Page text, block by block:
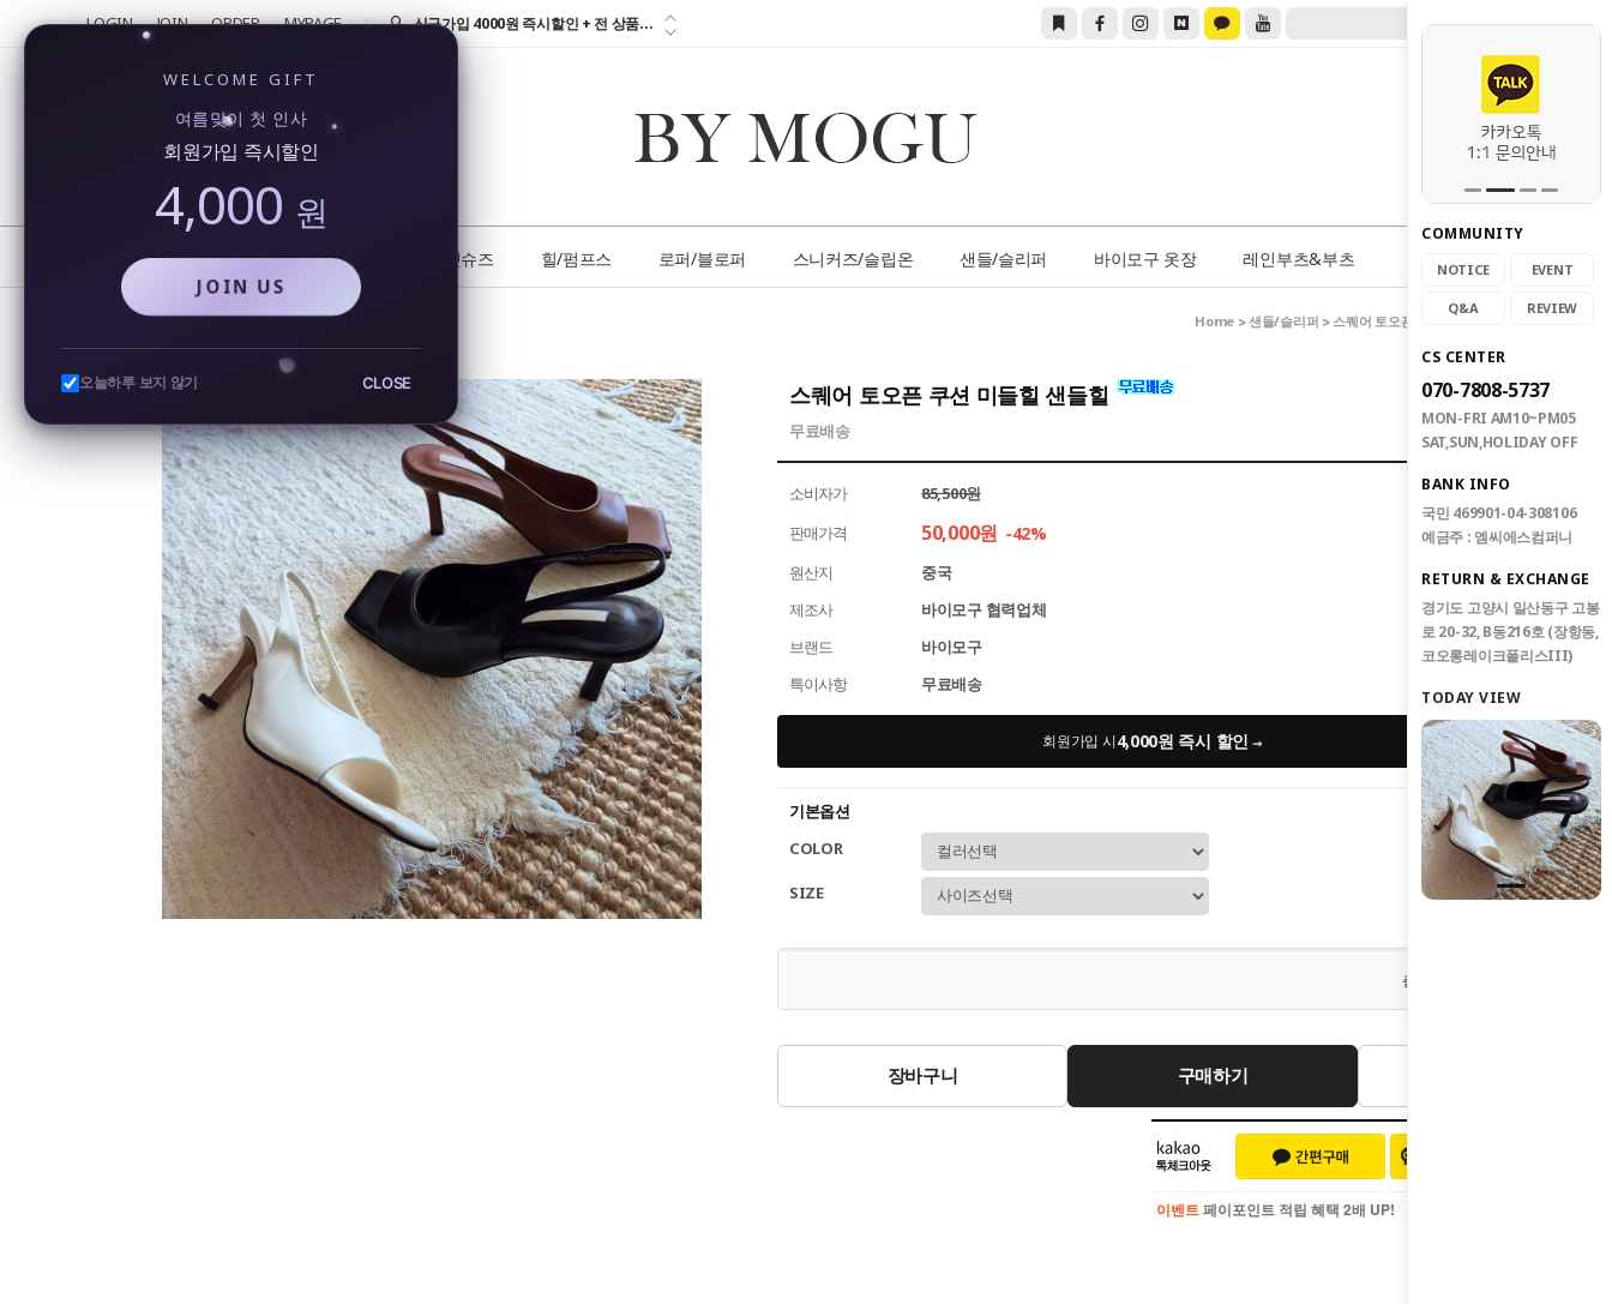
LOGIN JOIN
4000원!
ORDER MYPAGE
반품 및 교환 신청시 참고하세요!!!...
반품 및 교환 신청시 참고하세요!!!...
NEW BEST 플랫슈즈 힐/펌프스 로퍼/블로퍼 스니커즈/슬립온 샌들/슬리퍼 바이모구 옷장 레인부츠&부츠
COMMUNITY
NOTICE EVENT
Q&A REVIEW
CS CENTER
070-7808-5737
MON-FRI AM10~PM05
SAT,SUN,HOLIDAY OFF
BANK INFO
국민 469901-04-308106
예금주 : 엠씨에스컴퍼니
RETURN & EXCHANGE
경기도 고양시 일산동구 고봉
로 20-32, B동216호 (장항동,
코오롱레이크폴리스III)
TODAY VIEW
스퀘어 토오픈 쿠션 미들힐 샌들힐
Home>샌들/슬리퍼 > 스퀘어 토오픈 쿠션 미들힐 샌들힐
스퀘어 토오픈 쿠션 미들힐 샌들힐
무료배송
소비자가
85,500원
판매가격
50,000원 -42%
원산지
중국
제조사
바이모구 협력업체
브랜드
바이모구
특이사항
무료배송
회원가입 시4,000원 즉시 할인 →
기본옵션
COLOR
SIZE
총 상품 금액
장바구니 구매하기
이벤트 페이포인트 적립 혜택 2배 UP!
WELCOME GIFT
여름맞이 첫 인사
회원가입 즉시할인
4,000 원
JOIN US
오늘하루 보지 않기 CLOSE